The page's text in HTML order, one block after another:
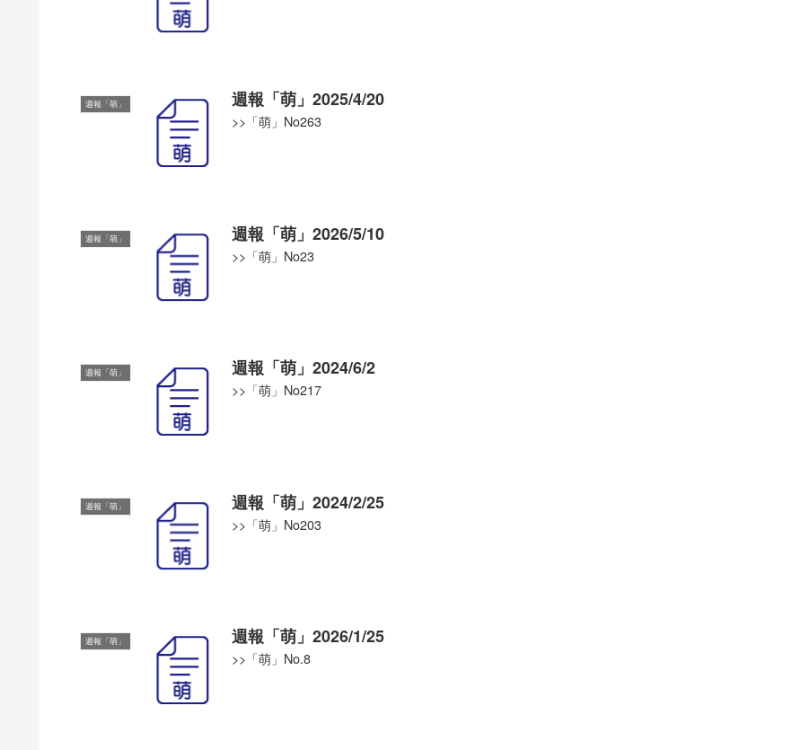
週報「萌」 週報「萌」2025/4/20
>>「萌」No263
週報「萌」 週報「萌」2026/5/10
>>「萌」No23
週報「萌」 週報「萌」2024/6/2
>>「萌」No217
週報「萌」 週報「萌」2024/2/25
>>「萌」No203
週報「萌」 週報「萌」2026/1/25
>>「萌」No.8